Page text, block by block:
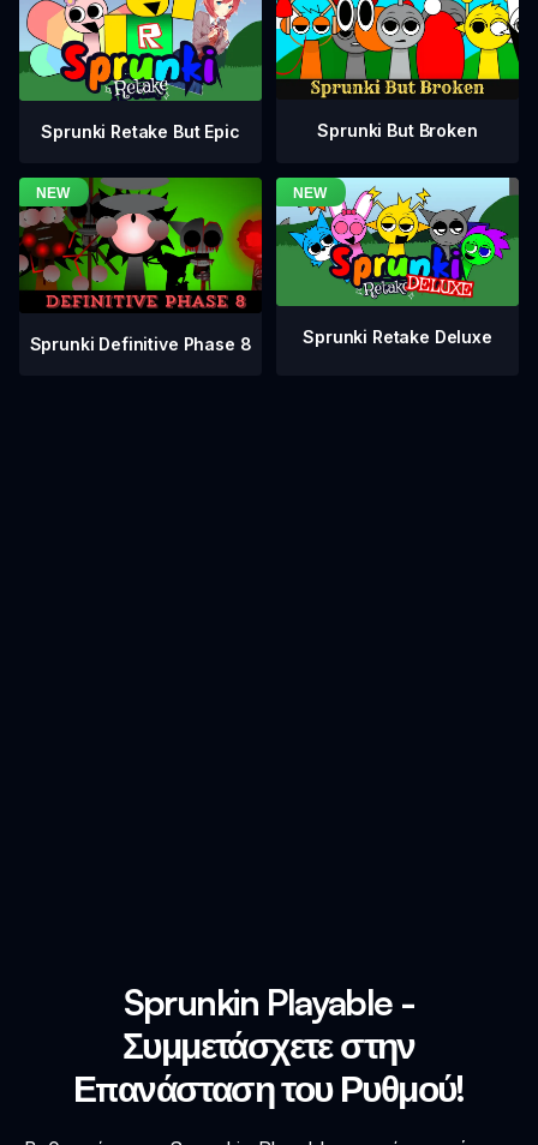
Sprunki Retake But Epic Sprunki But Broken
Sprunki Definitive Phase 8 Sprunki Retake Deluxe
Sprunkin Playable -
Συμμετάσχετε στην
Επανάσταση του Ρυθμού!